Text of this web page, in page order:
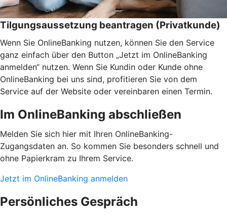
Tilgungsaussetzung beantragen (Privatkunde)
Wenn Sie OnlineBanking nutzen, können Sie den Service
ganz einfach über den Button „Jetzt im OnlineBanking
anmelden“ nutzen. Wenn Sie Kundin oder Kunde ohne
OnlineBanking bei uns sind, profitieren Sie von dem
Service auf der Website oder vereinbaren einen Termin.
Im OnlineBanking abschließen
Melden Sie sich hier mit Ihren OnlineBanking-
Zugangsdaten an. So kommen Sie besonders schnell und
ohne Papierkram zu Ihrem Service.
Jetzt im OnlineBanking anmelden
Persönliches Gespräch